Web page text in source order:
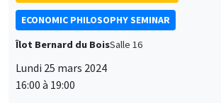
ECONOMIC PHILOSOPHY SEMINAR
Îlot Bernard du BoisSalle 16
Lundi 25 mars 2024
16:00 à 19:00